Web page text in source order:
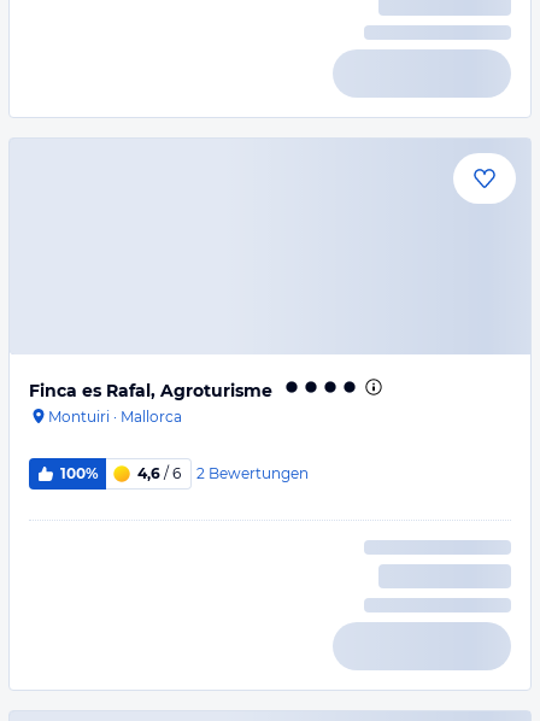
Finca es Rafal, Agroturisme
Montuiri · Mallorca
100% 4,6 / 6 2 Bewertungen